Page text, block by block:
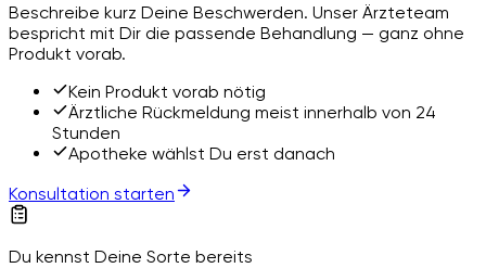
Beschreibe kurz Deine Beschwerden. Unser Ärzteteam
bespricht mit Dir die passende Behandlung — ganz ohne
Produkt vorab.
Kein Produkt vorab nötig
Ärztliche Rückmeldung meist innerhalb von 24
Stunden
Apotheke wählst Du erst danach
Konsultation starten
Du kennst Deine Sorte bereits